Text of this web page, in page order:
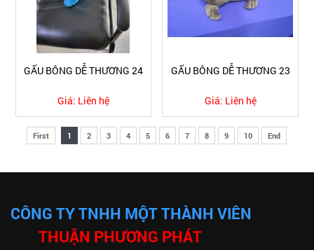
GẤU BÔNG DỄ THƯƠNG 24
Giá: Liên hệ
GẤU BÔNG DỄ THƯƠNG 23
Giá: Liên hệ
First 1 2 3 4 5 6 7 8 9 10 End
CÔNG TY TNHH MỘT THÀNH VIÊN
THUẬN PHƯƠNG PHÁT